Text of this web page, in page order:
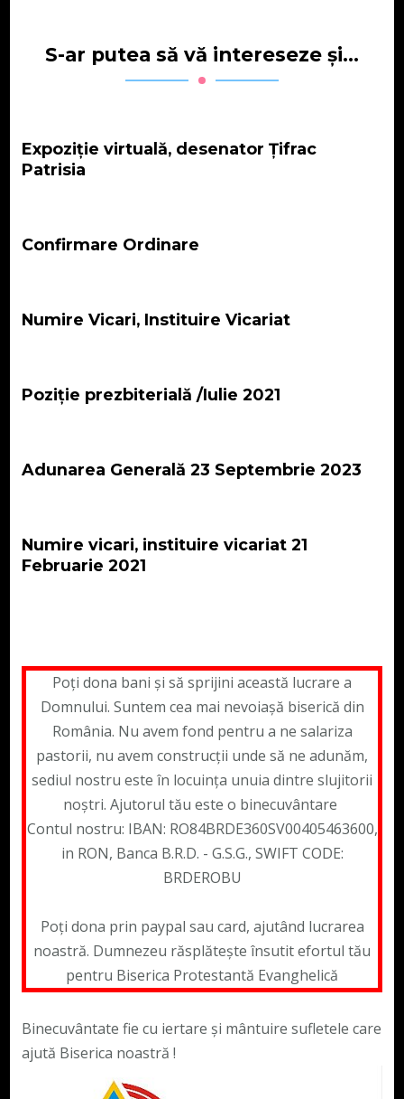
S-ar putea să vă intereseze și...
Expoziție virtuală, desenator Țifrac
Patrisia
Confirmare Ordinare
Numire Vicari, Instituire Vicariat
Poziție prezbiterială /Iulie 2021
Adunarea Generală 23 Septembrie 2023
Numire vicari, instituire vicariat 21
Februarie 2021
Poți dona bani și să sprijini această lucrare a
Domnului. Suntem cea mai nevoiașă biserică din
România. Nu avem fond pentru a ne salariza
pastorii, nu avem construcții unde să ne adunăm,
sediul nostru este în locuința unuia dintre slujitorii
noștri. Ajutorul tău este o binecuvântare
Contul nostru: IBAN: RO84BRDE360SV00405463600,
in RON, Banca B.R.D. - G.S.G., SWIFT CODE:
BRDEROBU
Poți dona prin paypal sau card, ajutând lucrarea
noastră. Dumnezeu răsplătește însutit efortul tău
pentru Biserica Protestantă Evanghelică
Binecuvântate fie cu iertare și mântuire sufletele care
ajută Biserica noastră !